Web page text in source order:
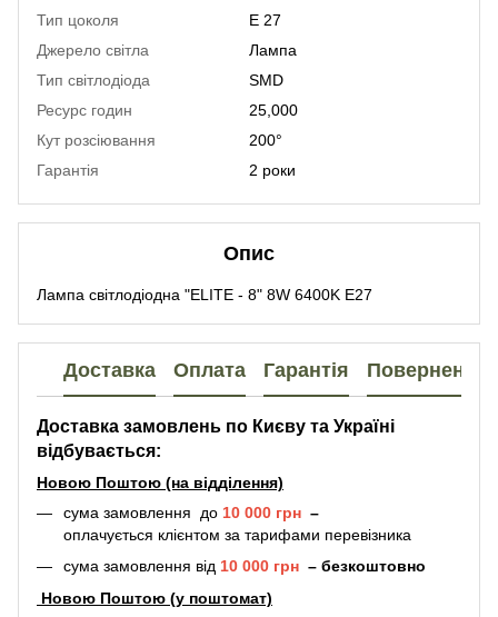
Тип цоколя
Е 27
Джерело світла
Лампа
Тип світлодіода
SMD
Ресурс годин
25,000
Кут розсіювання
200°
Гарантія
2 роки
Опис
Лампа світлодіодна "ELITE - 8" 8W 6400K E27
Доставка Оплата Гарантія Повернення
Доставка замовлень по Києву та Україні
відбувається:
Новою Поштою (на відділення)
сума замовлення до 10 000 грн –
оплачується клієнтом за тарифами перевізника
сума замовлення від 10 000 грн – безкоштовно
Новою Поштою (у поштомат)